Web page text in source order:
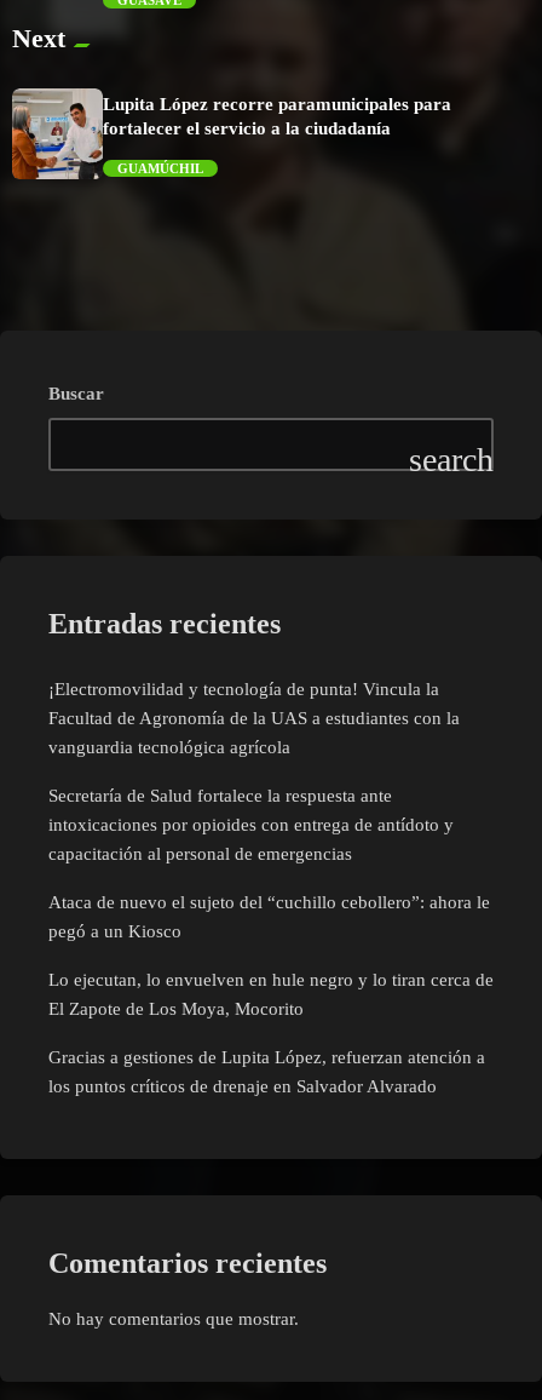
Next
Lupita López recorre paramunicipales para
fortalecer el servicio a la ciudadanía
GUAMÚCHIL
Buscar
Entradas recientes
¡Electromovilidad y tecnología de punta! Vincula la
Facultad de Agronomía de la UAS a estudiantes con la
vanguardia tecnológica agrícola
Secretaría de Salud fortalece la respuesta ante
intoxicaciones por opioides con entrega de antídoto y
capacitación al personal de emergencias
Ataca de nuevo el sujeto del “cuchillo cebollero”: ahora le
pegó a un Kiosco
Lo ejecutan, lo envuelven en hule negro y lo tiran cerca de
El Zapote de Los Moya, Mocorito
Gracias a gestiones de Lupita López, refuerzan atención a
los puntos críticos de drenaje en Salvador Alvarado
Comentarios recientes
No hay comentarios que mostrar.